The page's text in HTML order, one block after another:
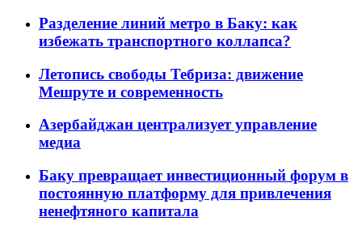
Разделение линий метро в Баку: как
избежать транспортного коллапса?
Летопись свободы Тебриза: движение
Мешруте и современность
Азербайджан централизует управление
медиа
Баку превращает инвестиционный форум в
постоянную платформу для привлечения
ненефтяного капитала